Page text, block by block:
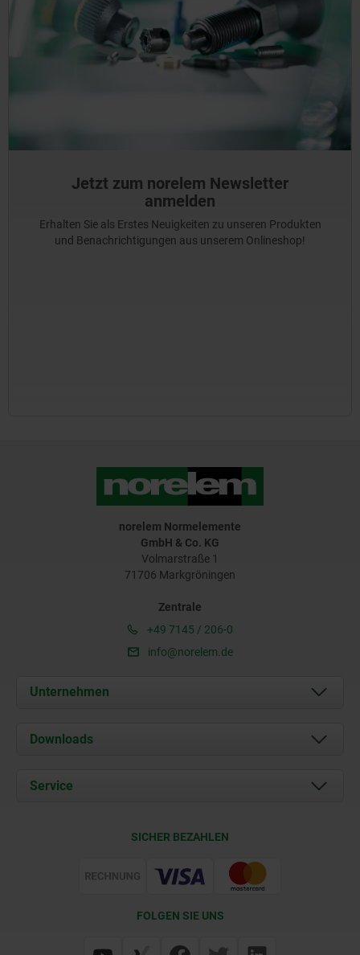
Jetzt zum norelem Newsletter
anmelden
Erhalten Sie als Erstes Neuigkeiten zu unseren Produkten
und Benachrichtigungen aus unserem Onlineshop!
norelem Normelemente
GmbH & Co. KG
Volmarstraße 1
71706 Markgröningen
Zentrale
+49 7145 / 206-0
info@norelem.de
Unternehmen
Über uns
Karriere
Downloads
Service
Web Support
SICHER BEZAHLEN
FOLGEN SIE UNS